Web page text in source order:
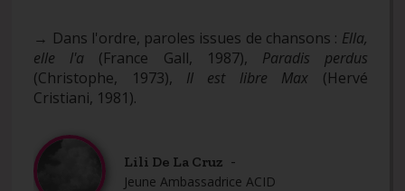
→ Dans l'ordre, paroles issues de chansons : Ella,
elle l'a (France Gall, 1987), Paradis perdus
(Christophe, 1973), Il est libre Max (Hervé
Cristiani, 1981).
Lili De La Cruz -
Jeune Ambassadrice ACID